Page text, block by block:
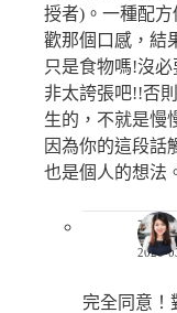
授者)。一種配
歡那個口感，結
只是食物嗎!沒
非太誇張吧!!否
生的，不就是慢
因為你的這段話
也是個人的想法
巧兒
2020-
完全同意！